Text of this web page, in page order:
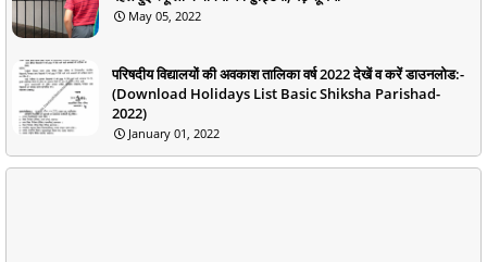
May 05, 2022
परिषदीय विद्यालयों की अवकाश तालिका वर्ष 2022 देखें व करें डाउनलोड:-
(Download Holidays List Basic Shiksha Parishad-
2022)
January 01, 2022